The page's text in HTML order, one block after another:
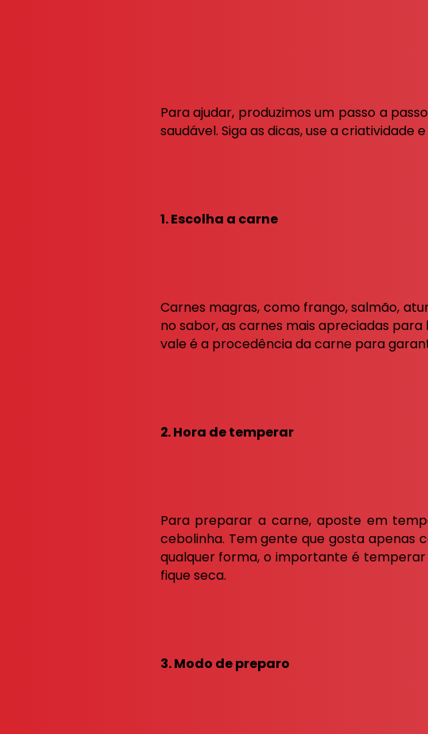
Para ajudar, produzimos um passo a
saudável. Siga as dicas, use a
1. Escolha a carne
Carnes magras, como frango, salmão,
no sabor, as carnes mais apreciadas
vale é a procedência da carne para
2. Hora de temperar
Para preparar a carne, aposte em
cebolinha. Tem gente que gosta apenas
qualquer forma, o importante é
fique seca.
3. Modo de preparo